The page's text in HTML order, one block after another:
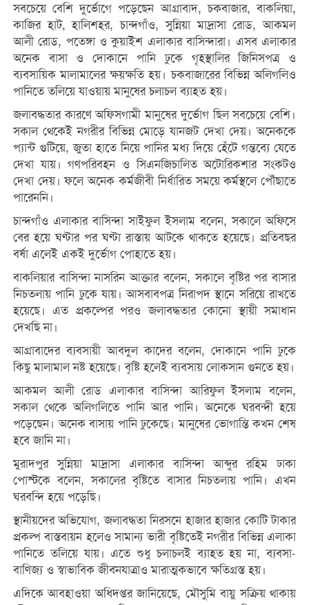
সবচেয়ে বেশি দুর্ভোগে পড়েছেন আগ্রাবাদ, চকবাজার, বাকলিয়া,
কাজির হাট, হালিশহর, চান্দগাঁও, সুন্নিয়া মাদ্রাসা রোড, আকমল
আলী রোড, পতেঙ্গা ও কুয়াইশ এলাকার বাসিন্দারা। এসব এলাকার
অনেক বাসা ও দোকানে পানি ঢুকে গৃহস্থালির জিনিসপত্র ও
ব্যবসায়িক মালামালের ক্ষয়ক্ষতি হয়। চকবাজারের বিভিন্ন অলিগলিও
পানিতে তলিয়ে যাওয়ায় মানুষের চলাচল ব্যাহত হয়।
জলাবদ্ধতার কারণে অফিসগামী মানুষের দুর্ভোগ ছিল সবচেয়ে বেশি।
সকাল থেকেই নগরীর বিভিন্ন মোড়ে যানজট দেখা দেয়। অনেককে
প্যান্ট গুটিয়ে, জুতা হাতে নিয়ে পানির মধ্য দিয়ে হেঁটে গন্তব্যে যেতে
দেখা যায়। গণপরিবহন ও সিএনজিচালিত অটোরিকশার সংকটও
দেখা দেয়। ফলে অনেক কর্মজীবী নির্ধারিত সময়ে কর্মস্থলে পৌঁছাতে
পারেননি।
চান্দগাঁও এলাকার বাসিন্দা সাইফুল ইসলাম বলেন, সকালে অফিসে
বের হয়ে ঘণ্টার পর ঘণ্টা রাস্তায় আটকে থাকতে হয়েছে। প্রতিবছর
বর্ষা এলেই একই দুর্ভোগ পোহাতে হয়।
বাকলিয়ার বাসিন্দা নাসরিন আক্তার বলেন, সকালে বৃষ্টির পর বাসার
নিচতলায় পানি ঢুকে যায়। আসবাবপত্র নিরাপদ স্থানে সরিয়ে রাখতে
হয়েছে। এত প্রকল্পের পরও জলাবদ্ধতার কোনো স্থায়ী সমাধান
দেখছি না।
আগ্রাবাদের ব্যবসায়ী আবদুল কাদের বলেন, দোকানে পানি ঢুকে
কিছু মালামাল নষ্ট হয়েছে। বৃষ্টি হলেই ব্যবসায় লোকসান গুনতে হয়।
আকমল আলী রোড এলাকার বাসিন্দা আরিফুল ইসলাম বলেন,
সকাল থেকে অলিগলিতে পানি আর পানি। অনেকে ঘরবন্দী হয়ে
পড়েছেন। অনেক বাসায় পানি ঢুকেছে। মানুষের ভোগান্তি কখন শেষ
হবে জানি না।
মুরাদপুর সুন্নিয়া মাদ্রাসা এলাকার বাসিন্দা আব্দুর রহিম ঢাকা
পোস্টকে বলেন, সকালের বৃষ্টিতে বাসার নিচতলায় পানি। এখন
ঘরবন্দি হয়ে পড়েছি।
স্থানীয়দের অভিযোগ, জলাবদ্ধতা নিরসনে হাজার হাজার কোটি টাকার
প্রকল্প বাস্তবায়ন হলেও সামান্য ভারী বৃষ্টিতেই নগরীর বিভিন্ন এলাকা
পানিতে তলিয়ে যায়। এতে শুধু চলাচলই ব্যাহত হয় না, ব্যবসা-
বাণিজ্য ও স্বাভাবিক জীবনযাত্রাও মারাত্মকভাবে ক্ষতিগ্রস্ত হয়।
এদিকে আবহাওয়া অধিদপ্তর জানিয়েছে, মৌসুমি বায়ু সক্রিয় থাকায়